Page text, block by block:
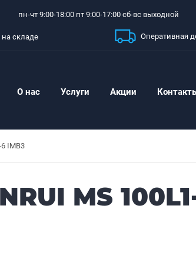
пн-чт 9:00-18:00 пт 9:00-17:00 сб-вс выходной
складе Оперативная
О нас Услуги Акции
IMB3
MS